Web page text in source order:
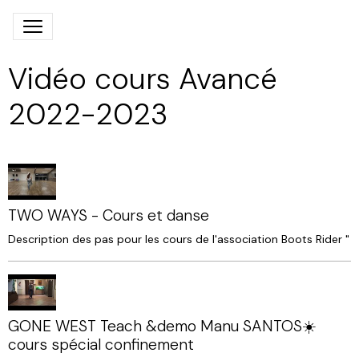
Vidéo cours Avancé
2022-2023
TWO WAYS - Cours et danse
Description des pas pour les cours de l'association Boots Rider "
GONE WEST Teach &demo Manu SANTOS☀️
cours spécial confinement